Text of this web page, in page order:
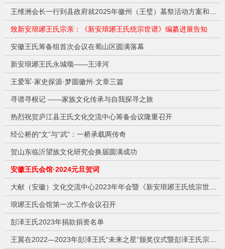
1 2
王维洲会长一行到县政府就2025年徽州（王璧）墓祭活动方案和准备工作进行汇报与探讨
致新安琅琊王氏宗亲：《新安琅琊王氏统宗世谱》编纂进展告知
安徽王氏筹备组首次会议在蜀山区圆满落幕
新安琅琊王氏永城颂——王泽河
王爱军·家史探源·梦圆徽州·文章三篇
寻谱寻根记 ——家族文化传承与自我探寻之旅
热烈祝贺庐江县王氏文化交流中心筹备会议隆重召开
经公桥的“文”与“武”：一桥承载两传奇
贺山东临沂望族文化研究会换届圆满成功
安徽王氏会馆·2024元旦贺词
大献（安徽）文化交流中心2023年年会暨《新安琅琊王氏统宗世谱》第三次工作（数字化云编修研讨）会隆重召开
琅琊王氏会馆第一次工作会议召开
彭泽王氏2023年捐款捐资名单
王翼在2022—2023年彭泽王氏“未来之星”颁奖仪式暨彭泽王氏宗亲联谊会年会上的讲话